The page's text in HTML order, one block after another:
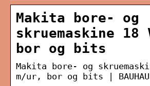
Makita bore- og
skruemaskine 18
bor og bits
Makita bore- og
m/ur, bor og bits |